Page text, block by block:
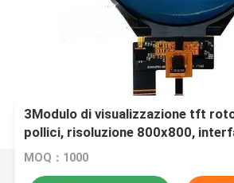
3Modulo di visualizzazione tft
pollici, risoluzione 800x800,
MIPI, guida IC ILI9881
MOQ：1000